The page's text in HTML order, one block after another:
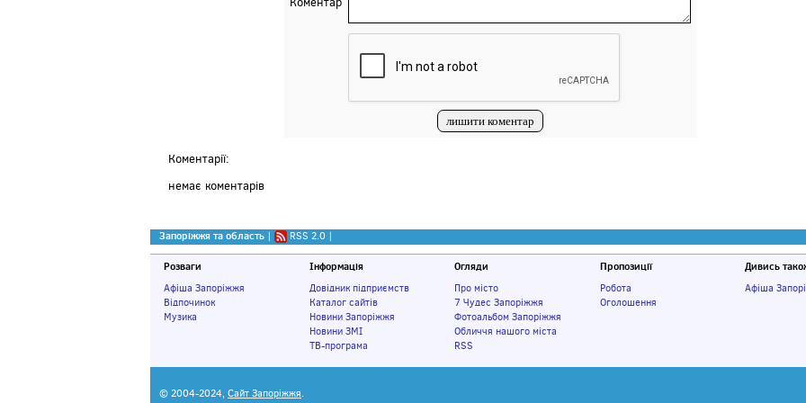
Коментарії:
немає коментарів
Запоріжжя та область | RSS 2.0 |
Розваги
Афіша Запоріжжя
Відпочинок
Музика
Інформація
Довідник підприємств
Каталог сайтів
Новини Запоріжжя
Новини ЗМІ
ТВ-програма
Огляди
Про місто
7 Чудес Запоріжжя
Фотоальбом Запоріжжя
Обличчя нашого міста
RSS
Пропозиції
Робота
Оголошення
Дивись
Афіша
© 2004-2024, Сайт Запоріжжя.